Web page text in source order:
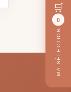
🛒
0
MA SÉLECTION